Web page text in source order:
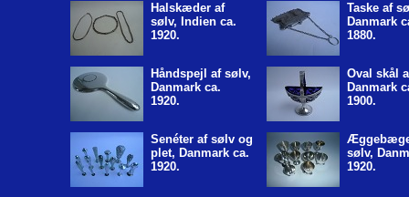
Halskæder af
sølv, Indien ca.
1920.
Taske af
Danmark
1880.
Håndspejl af sølv,
Danmark ca.
1920.
Oval skål
Danmark
1900.
Senéter af sølv og
plet, Danmark ca.
1920.
sølv,
1920.